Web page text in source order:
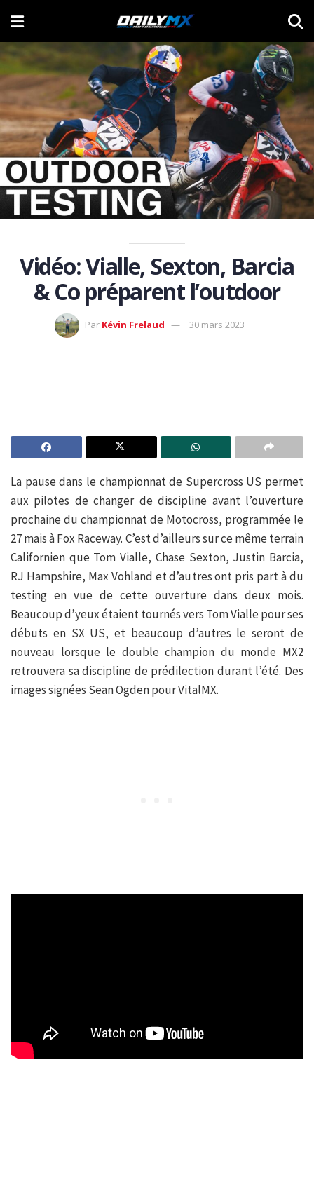
Vidéo: Vialle, Sexton, Barcia
& Co préparent l’outdoor
Par Kévin Frelaud 30 mars 2023
La pause dans le championnat de Supercross US permet
aux pilotes de changer de discipline avant l’ouverture
prochaine du championnat de Motocross, programmée le
27 mais à Fox Raceway. C’est d’ailleurs sur ce même terrain
Californien que Tom Vialle, Chase Sexton, Justin Barcia,
RJ Hampshire, Max Vohland et d’autres ont pris part à du
testing en vue de cette ouverture dans deux mois.
Beaucoup d’yeux étaient tournés vers Tom Vialle pour ses
débuts en SX US, et beaucoup d’autres le seront de
nouveau lorsque le double champion du monde MX2
retrouvera sa discipline de prédilection durant l’été. Des
images signées Sean Ogden pour VitalMX.